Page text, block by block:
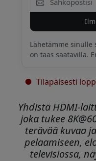
Lähetämme sinulle
on taas saatavilla.
Tilapäisesti
Yhdistä HDMI-
joka tukee
terävää kuvaa
pelaamiseen,
televisiossa,